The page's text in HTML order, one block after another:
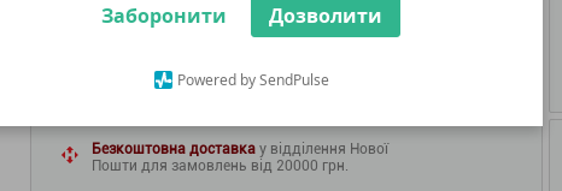
Заборонити Дозволити
Powered by SendPulse
ДОСТАВКА
Адресна доставка Новою Поштою
Самовивіз зі складів LNZ Group
Адреси складів
Безкоштовна доставка у відділення Нової
Пошти для замовлень від 20000 грн.